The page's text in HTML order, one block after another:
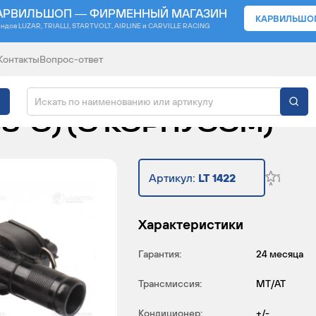
— ФИРМЕННЫЙ МАГАЗИН
LUZAR, TRIALLI, STARTVOLT, AIRLINE и CARVILLE RACING
Вопрос-ответ
NISSAN
(C КОРПУСОМ)
Артикул: LT 1422
Характеристики
Гарантия: 24 месяца
Трансмиссия: MT/AT
Кондиционер: +/-